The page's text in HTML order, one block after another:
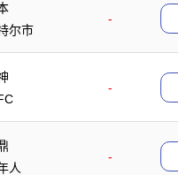
-
尔市
-
-
人